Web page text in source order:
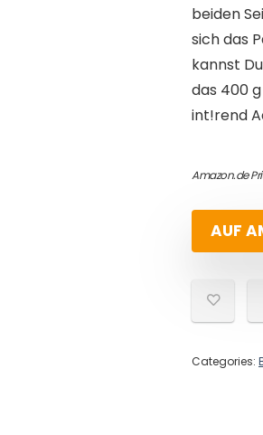
beiden
sich das
kannst
das 400
int!rend
Amazon.de
AUF
Categories: